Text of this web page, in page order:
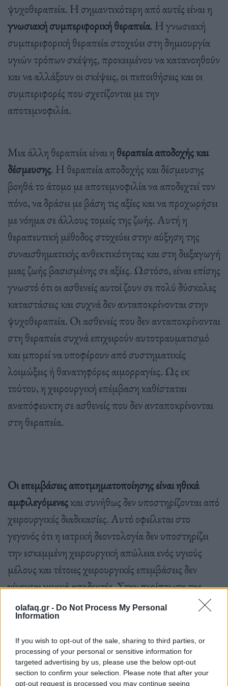
olafaq.gr - Do Not Process My Personal
Information
If you wish to opt-out of the sale, sharing to third parties, or
processing of your personal or sensitive information for
targeted advertising by us, please use the below opt-out
section to confirm your selection. Please note that after your
opt-out request is processed you may continue seeing
ψυχοθεραπεία. Η σημαντικότερη από αυτές είναι η
γνωσιακή συμπεριφορική θεραπεία. Η γνωσιακή
συμπεριφορική θεραπεία στοχεύει στη δημιουργία
υγιών τρόπων σκέψης, προκειμένου να κατανοηθούν
και να αλλάξουν οι σκέψεις, οι πεποιθήσεις και οι
συμπεριφορές που σχετίζονται με την
αποτεμνοφιλία.
Μια άλλη θεραπεία είναι η θεραπεία αποδοχής και
δέσμευσης. Η θεραπεία αποδοχής και δέσμευσης
βοηθά το άτομο με αποτεμνοφιλία να αποδεχτεί τον
πόνο, να δράσει με βάση τις αξίες και να προχωρήσει
με νόημα σε άλλους τομείς της ζωής. Αυτή η
θεραπευτική μέθοδος στοχεύει στην αύξηση της
συναισθηματικής ανθεκτικότητας και στη διεξαγωγή
μιας ζωής βασισμένης σε αξίες. Ωστόσο, είναι επίσης
γνωστό ότι οι ασθενείς αυτοί ζουν σε πολύ δύσκολες
καταστάσεις και συχνά δεν ανταποκρίνονται στην
ψυχοθεραπεία. Οι ασθενείς που δεν ανταποκρίνονται
στη θεραπεία συχνά επιχειρούν αυτοτραυματισμό
και μπορεί να υποφέρουν από συστηματικές
λοιμώξεις ή θανατηφόρες αιμορραγίες. Ως εκ
τούτου, η χειρουργική επέμβαση καθίσταται
αναπόφευκτη σε ασθενείς που δεν ανταποκρίνονται
στη θεραπεία.
Οι επεμβάσεις αποτμηματοποίησης είναι ηθικά
αμφιλεγόμενεςκαι συνήθως δεν υποστηρίζονται από
χειρουργικές διαδικασίες. Αυτό οφείλεται στο
γεγονός ότι η ιατρική δεοντολογία δεν υποστηρίζει
την εσκεμμένη χειρουργική απώλεια ενός υγιούς
μέλους και τέτοιες χειρουργικές επεμβάσεις δεν
γίνονται γενικά αποδεκτές. Στην περίπτωση της
σκόπιμης απώλειας ενός άκρου μέσω χειρουργικής
επέμβασης, αυτό μπορεί συχνά να επιτευχθεί μέσω
των λεγόμενων διαδικασιών «χειρουργικής
ακεραιότητας σώματος».